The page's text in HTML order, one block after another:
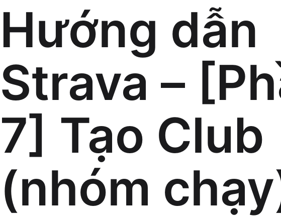
Hướng dẫn
Strava –
7] Tạo Club
(nhóm